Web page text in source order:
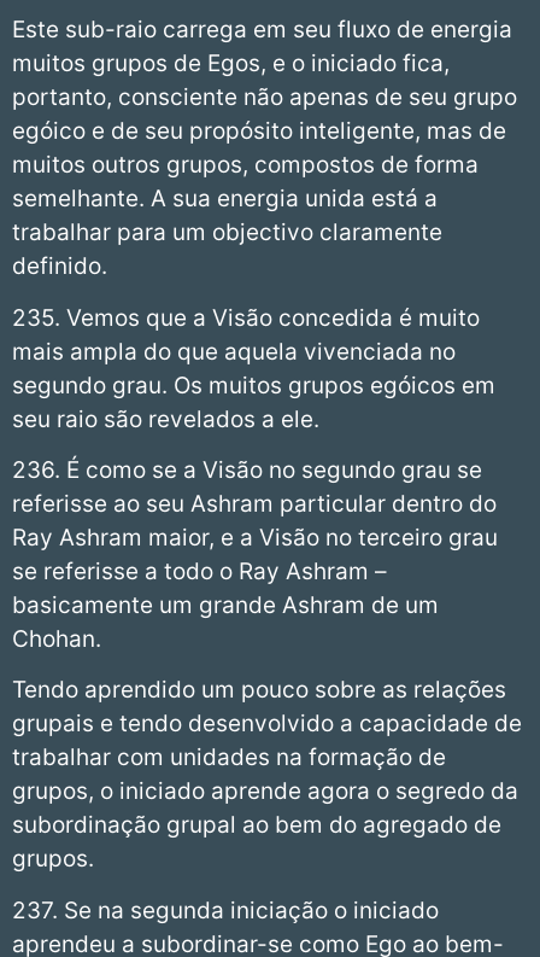
Este sub-raio carrega em seu fluxo de energia
muitos grupos de Egos, e o iniciado fica,
portanto, consciente não apenas de seu grupo
egóico e de seu propósito inteligente, mas de
muitos outros grupos, compostos de forma
semelhante. A sua energia unida está a
trabalhar para um objectivo claramente
definido.
235. Vemos que a Visão concedida é muito
mais ampla do que aquela vivenciada no
segundo grau. Os muitos grupos egóicos em
seu raio são revelados a ele.
236. É como se a Visão no segundo grau se
referisse ao seu Ashram particular dentro do
Ray Ashram maior, e a Visão no terceiro grau
se referisse a todo o Ray Ashram –
basicamente um grande Ashram de um
Chohan.
Tendo aprendido um pouco sobre as relações
grupais e tendo desenvolvido a capacidade de
trabalhar com unidades na formação de
grupos, o iniciado aprende agora o segredo da
subordinação grupal ao bem do agregado de
grupos.
237. Se na segunda iniciação o iniciado
aprendeu a subordinar-se como Ego ao bem-